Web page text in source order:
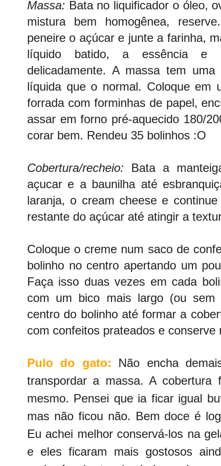
Massa: Bata no liquificador o óleo,
mistura bem homogênea,
peneire o açúcar e junte a farinha,
líquido batido, a essência e
delicadamente. A massa tem
líquida que o normal. Coloque em
forrada com forminhas de papel,
assar em forno pré-aquecido 180/
corar bem. Rendeu 35 bolinhos :O
Cobertura/recheio:
Bata a
açucar e a baunilha até
laranja, o cream cheese e
restante do açúcar até atingir a
Coloque o creme num saco de
bolinho no centro apertando um
Faça isso duas vezes em cada
com um bico mais largo (ou sem
centro do bolinho até formar a
com confeitos prateados e conserve
Pulo do gato: Não encha
transpordar a massa. A cobertura
mesmo. Pensei que ia ficar igual
mas não ficou não. Bem doce é
Eu achei melhor conservá-los na
e eles ficaram mais gostosos